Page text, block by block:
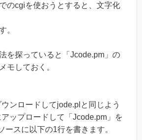
のcgiを使おうとすると、文字化
。
を探っていると「Jcode.pm」の
モしておく。
ウンロードしてjode.plと同じよう
ップロードして「Jcode.pm」を
ースに以下の1行を書きます。